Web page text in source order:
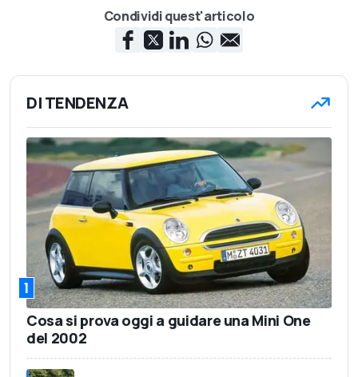
Condividi quest'articolo
DI TENDENZA
1
Cosa si prova oggi a guidare una Mini One
del 2002